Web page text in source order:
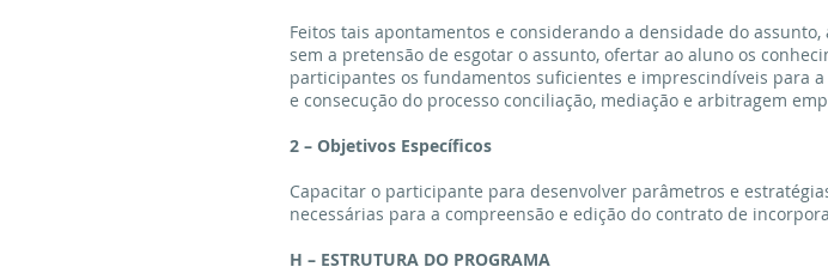
Feitos tais apontamentos e considerando a densidade do
sem a pretensão de esgotar o assunto, ofertar ao aluno os
participantes os fundamentos suficientes e imprescindíveis para
e consecução do processo conciliação, mediação e arbitragem
2 – Objetivos Específicos
Capacitar o participante para desenvolver parâmetros e
necessárias para a compreensão e edição do contrato de
H – ESTRUTURA DO PROGRAMA